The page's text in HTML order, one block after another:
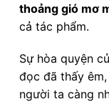
thoảng gió mơ
cả tác phẩm.
Sự hòa quyện
đọc đã thấy
người ta càng